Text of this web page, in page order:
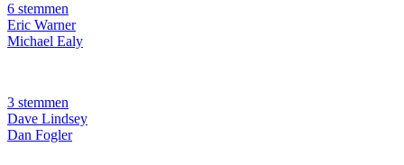
6 stemmen
Eric Warner
Michael Ealy
3 stemmen
Dave Lindsey
Dan Fogler